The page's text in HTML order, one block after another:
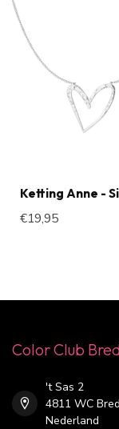
Ketting Anne -
€19,95
Color Club
't Sas 2
4811 WC
Nederland